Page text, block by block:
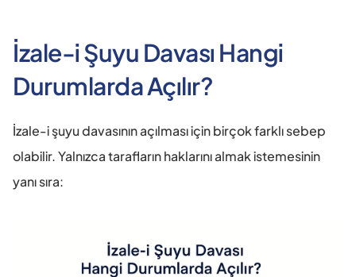
İzale-i Şuyu Davası Hangi
Durumlarda Açılır?
İzale-i şuyu davasının açılması için birçok farklı sebep
olabilir. Yalnızca tarafların haklarını almak istemesinin
yanı sıra: